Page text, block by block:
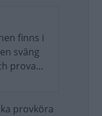
finns i
sväng
prova...
provköra